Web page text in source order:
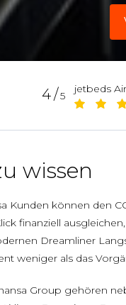
4/5
jetbeds
wissen
Kunden können den
finanziell
Dreamliner
weniger als das
Group gehören